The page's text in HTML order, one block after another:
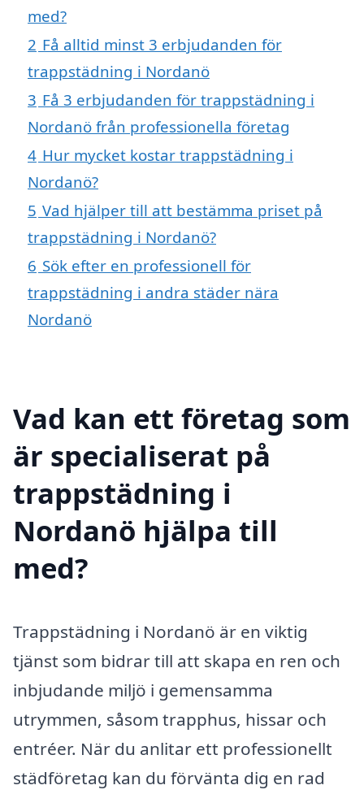
med?
2 Få alltid minst 3 erbjudanden för
trappstädning i Nordanö
3 Få 3 erbjudanden för trappstädning i
Nordanö från professionella företag
4 Hur mycket kostar trappstädning i
Nordanö?
5 Vad hjälper till att bestämma priset på
trappstädning i Nordanö?
6 Sök efter en professionell för
trappstädning i andra städer nära
Nordanö
Vad kan ett företag som
är specialiserat på
trappstädning i
Nordanö hjälpa till
med?
Trappstädning i Nordanö är en viktig
tjänst som bidrar till att skapa en ren och
inbjudande miljö i gemensamma
utrymmen, såsom trapphus, hissar och
entréer. När du anlitar ett professionellt
städföretag kan du förvänta dig en rad